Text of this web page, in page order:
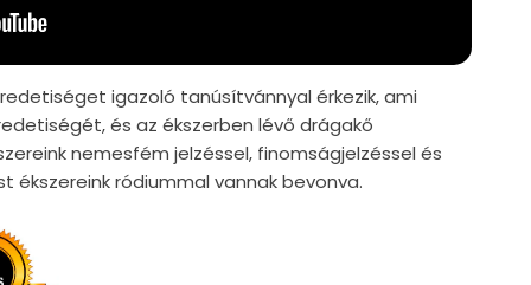
igazoló tanúsítvánnyal érkezik, ami
és az ékszerben lévő drágakő
nemesfém jelzéssel, finomságjelzéssel és
ékszereink ródiummal vannak bevonva.